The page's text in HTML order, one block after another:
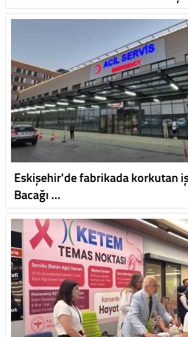
Eskişehir'de fabrikada korkutan iş
Bacağı …